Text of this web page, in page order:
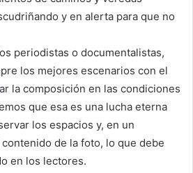
y en alerta para que no
periodistas o documentalistas,
los mejores escenarios con el
la composición en las condiciones
que esa es una lucha eterna
los espacios y, en un
de la foto, lo que debe
en los lectores.